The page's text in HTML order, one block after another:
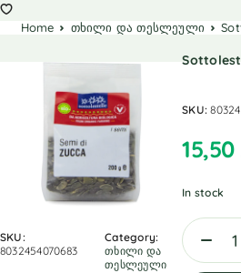
Home თხილი და თესლეული
SKU:
8032454070683
Category:
თხილი და
თესლეული
SKU:
15,50
In stock